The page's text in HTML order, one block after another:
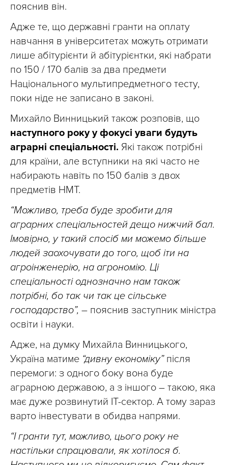
пояснив він.
Адже те, що державні гранти на оплату
навчання в університетах можуть отримати
лише абітурієнти й абітурієнтки, які набрати
по 150 / 170 балів за два предмети
Національного мультипредметного тесту,
поки ніде не записано в законі.
Михайло Винницький також розповів, що
наступного року у фокусі уваги будуть
аграрні спеціальності. Які також потрібні
для країни, але вступники на які часто не
набирають навіть по 150 балів з двох
предметів НМТ.
“Можливо, треба буде зробити для
аграрних спеціальностей дещо нижчий бал.
Імовірно, у такий спосіб ми можемо більше
людей заохочувати до того, щоб іти на
агроінженерію, на агрономію. Ці
спеціальності однозначно нам також
потрібні, бо так чи так це сільське
господарство”, – пояснив заступник міністра
освіти і науки.
Адже, на думку Михайла Винницького,
Україна матиме “дивну економіку”після
перемоги: з одного боку вона буде
аграрною державою, а з іншого – такою, яка
має дуже розвинутий IT-сектор. А тому зараз
варто інвестувати в обидва напрями.
“І гранти тут, можливо, цього року не
настільки спрацювали, як хотілося б.